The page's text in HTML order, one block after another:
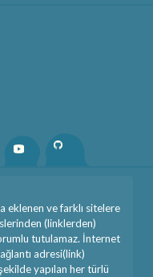
Youtube Github
eklenen ve farklı sitelere
(linklerden)
tutulamaz. İnternet
adresi(link)
yapılan her türlü